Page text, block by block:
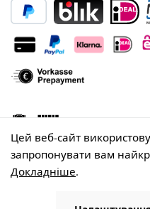
Цей веб-сайт
запропонувати вам
Докладніше.